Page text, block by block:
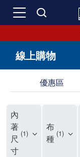
線上購物
優惠區
三花男內褲提供最平實好搭的男內褲選擇。採用高品質原料製成，三花男內褲擁有絕佳彈性與透氣度，怎麼穿都舒適不用擔心造成肌膚困擾，立體剪裁全面大升級，滿意度百分百。
三花男內褲是男生首選品牌，適合休閒與運動。彈性好，人體工學剪裁，立體效果佳，舒適感大提升，魅力指數破表！
市佔率高達50年！三花專注設計，提升舒適與耐用，針對亞洲男性剪裁，大動作不卡襠。
三花男內褲採用優質棉料製成，褲身擁有超過千個散熱孔，吸汗透氣，柔順舒適，解決一般男內褲的悶熱問題。針對亞洲男性體型的立體剪裁設計，告別卡襠煩惱，自如大動作。三花男內褲市佔率高，專注製造與開發超過50年，提升舒適度與耐用性，深受網友推崇。五片式剪裁設計，適合各種身形及風格，給予肌膚前所未有的透氣舒適體驗。
【心情閒聊】男內褲的一些小心得?! 身為一名廣告代理商的社群小編，每次接到新客戶都需做好充足的產業功課，以免在撰寫廣告時顯得膚淺。美妝和流行服飾的客戶總讓我感到一點小確幸，因為可以搶先試用到新產品，或請客戶幫忙以員工價購買商品，讓人有中獎的小喜悅。 這次的客戶卻是-男內褲! 男內褲! 男內褲! 由於是第一次接觸這類產品，所以特地重複三次來表達內心的震驚。因為獨處時間較長，對於男內褲的研究多少有些害羞。因而硬著頭皮買了好幾件男內褲進行研究。 家裡沒有兄弟，也沒有可以直接聊男內褲的男性朋友，自己去買男內褲真的需要一些勇氣。我感謝現在的高科技網購，讓我不用親自到店面盯著男內褲看，也能輕鬆購買到不同種類的男內褲，真是感恩網路! 在Google搜尋 ""男內褲""，瞬間出現許多品牌，男內褲的世界真是博大精深呢。我開始扮演男內褲研究生，對男內褲進行分類：從長短、高低中腰到情趣男內褲，各式各樣應有盡有。好險此次的客戶是比較中規中矩的，情趣類的男內褲不在研究範圍，不然一直盯著穿內褲的模特兒看也太難為情了。 男內褲的設計功能其實不亞於女生內衣。由於男生身體結構的關係，需要更細心的設計。市面上較大的品牌有老牌的三花、三槍、宜而爽等，還有大手筆請代言人的CK、PLAYBOY等品牌。要選男內褲，實在需要下些功夫。 我將男內褲分為兩個面向：花色和功能設計。選擇男內褲的花色非常重要，因為能看出個人的品味和對內外搭配的重視程度。宅男們穿著50歲阿伯的花色內褲，或是穿白褲子搭配大黑色內褲，都是不OK的搭配。 功能設計則是對重要部位的保?。為了確保舒適性，有的內褲設計了開襟方便上廁所，有的設計了專屬囊袋固定，更有五片立體剪裁，或者強調視覺效果的內褲。這些設計不僅滿足基本的生理需求，更進階到心靈上的滿足。 以往從未想過要認真研究男內褲，直到這次工作的契機才真正了解男內褲的繁複。男內褲花色多樣，研究起來花費了不少時間。與男內褲客戶窗口交流，我這個女專案可能會有一段尷尬期，希望自己討論時不會笑場。雖然我無法真正體驗男內褲的全部功能，但透過揣測和客戶專業的回答，依然探詢到了許多有趣的現象。 某些網友反應某些國外品牌的男內褲不好穿，可能因為這些品牌是按照西方身材比例製造，不太適合台灣男性。同樣的現象也出現在女性內衣上，所以選擇適合自己的內褲才是最重要的。 以上只是我的心情抒發，沒有針對任何一家男內褲品牌，歡迎更多對男內褲有興趣的朋友加入研究行列！"
內
著
尺
寸
1
布
種 1